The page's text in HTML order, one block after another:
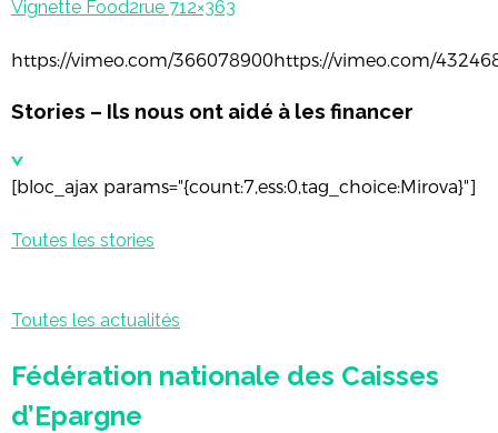
Vignette Food2rue 712×363
https://vimeo.com/366078900https://vimeo.com/
Stories – Ils nous ont aidé à les financer
[bloc_ajax params="{count:7,ess:0,tag_choice:Mirova}"]
Toutes les stories
Toutes les actualités
Fédération nationale des Caisses
d’Epargne